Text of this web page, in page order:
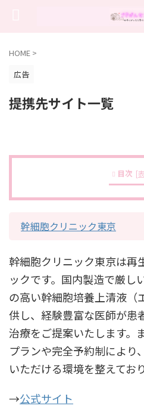
HOME >
広告
提携先サイト一覧
目次 [
幹細胞クリニック東京
幹細胞クリニック東京は再
ックです。国内製造で厳し
の高い幹細胞培養上清液（
供し、経験豊富な医師が患
治療をご提案いたします。
プランや完全予約制により
いただける環境を整えてお
→公式サイト